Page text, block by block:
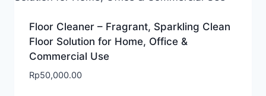
Floor Cleaner – Fragrant, Sparkling Clean
Floor Solution for Home, Office &
Commercial Use
Rp50,000.00